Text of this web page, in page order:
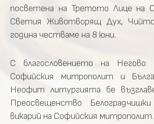
посветена на Третото Лице на
Светия Животворящ Дух,
година честваме на 8 юни.
С благословението на Негово
Софийския митрополит и
Неофит литургията бе
Преосвещенство
викарий на Софийския митрополит.